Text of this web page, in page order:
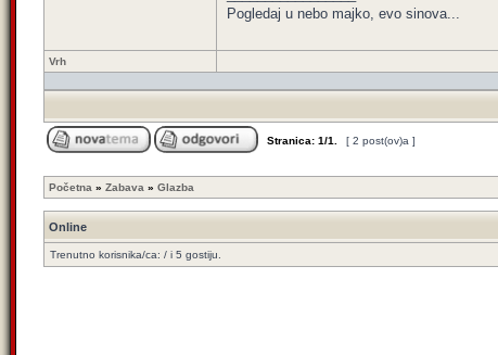
Pogledaj u nebo majko, evo sinova...
Vrh
Stranica: 1/1 [ 2 post(ov)a ]
Početna » Zabava » Glazba
Online
Trenutno korisnika/ca: / i 5 gostiju.